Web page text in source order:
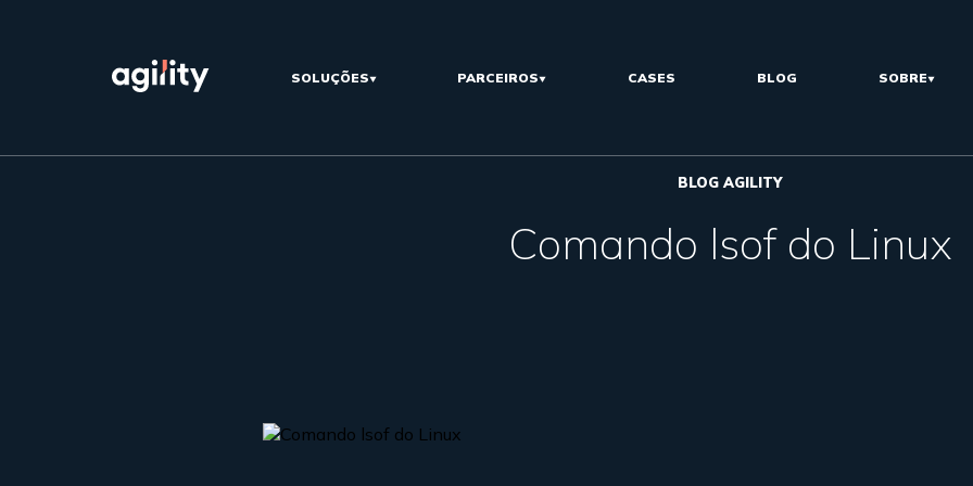
SOLUÇÕES PARCEIROS CASES BLOG SOBRE
BLOG AGILITY
Comando lsof do Linux